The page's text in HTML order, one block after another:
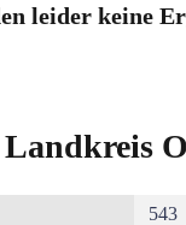
leider keine
Landkreis
543